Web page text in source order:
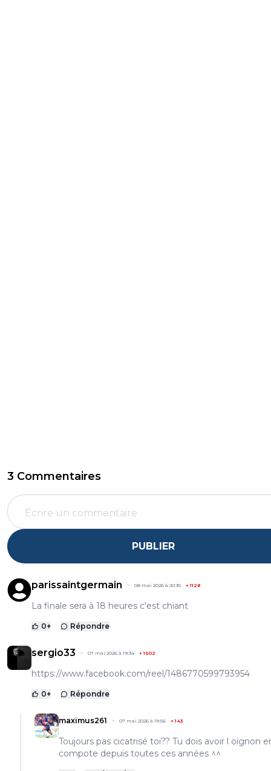
3 Commentaires
PUBLIER
parissaintgermain 08 mai 2026 à 20:35 +1128
La finale sera à 18 heures c'est chiant
0+ Répondre
sergio33 07 mai 2026 à 19:34 +1602
https://www.facebook.com/reel/1486770599793954
0+ Répondre
maximus261 07 mai 2026 à 19:56 +143
Toujours pas cicatrisé toi?? Tu dois avoir l oignon
compote depuis toutes ces années ^^